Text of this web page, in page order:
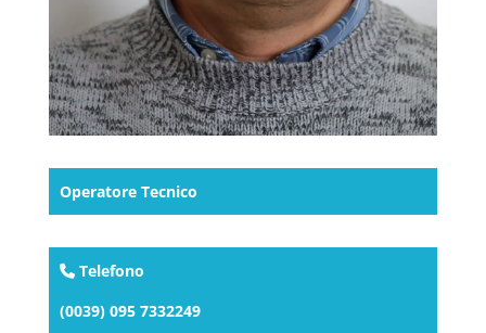
Operatore Tecnico
Telefono
(0039) 095 7332249